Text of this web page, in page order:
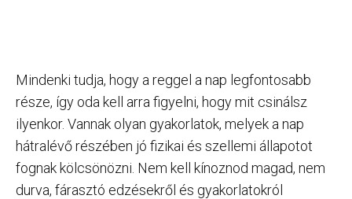
Mindenki tudja, hogy a reggel a nap legfontosabb
része, így oda kell arra figyelni, hogy mit csinálsz
ilyenkor. Vannak olyan gyakorlatok, melyek a nap
hátralévő részében jó fizikai és szellemi állapotot
fognak kölcsönözni. Nem kell kínoznod magad, nem
durva, fárasztó edzésekről és gyakorlatokról